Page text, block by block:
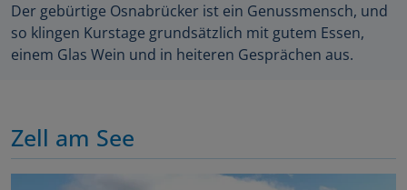
Der gebürtige Osnabrücker ist ein Genussmensch, und
so klingen Kurstage grundsätzlich mit gutem Essen,
einem Glas Wein und in heiteren Gesprächen aus.
Zell am See